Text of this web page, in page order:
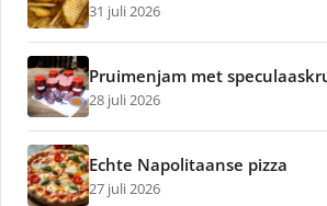
31 juli 2026
Pruimenjam met
28 juli 2026
Echte Napolitaanse pizza
27 juli 2026